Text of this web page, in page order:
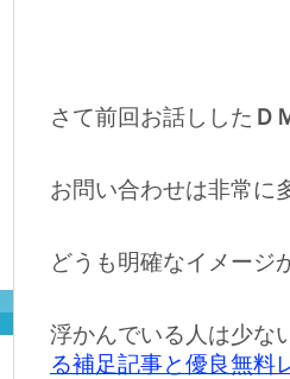
さて前回お話しした Ｄ
お問い合わせは非常に
どうも明確なイメージ
浮かんでいる人は少な
る補足記事と優良無料